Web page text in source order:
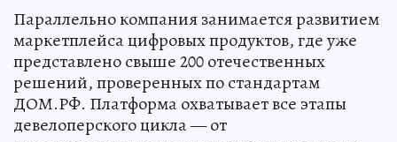
Параллельно компания занимается развитием
маркетплейса цифровых продуктов, где уже
представлено свыше 200 отечественных
решений, проверенных по стандартам
ДОМ.РФ. Платформа охватывает все этапы
девелоперского цикла — от